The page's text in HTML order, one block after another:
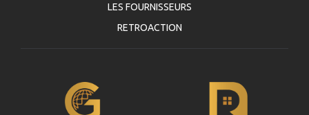
LES FOURNISSEURS
RETROACTION